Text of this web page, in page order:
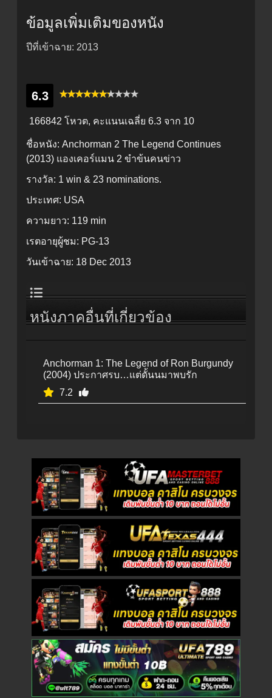
ข้อมูลเพิ่มเติมของหนัง
ปีที่เข้าฉาย: 2013
6.3
166842 โหวต, คะแนนเฉลี่ย 6.3 จาก 10
ชื่อหนัง: Anchorman 2 The Legend Continues
(2013) แองเคอร์แมน 2 ขำข้นคนข่าว
รางวัล: 1 win & 23 nominations.
ประเทศ: USA
ความยาว: 119 min
เรตอายุผู้ชม: PG-13
วันเข้าฉาย: 18 Dec 2013
หนังภาคอื่นที่เกี่ยวข้อง
Anchorman 1: The Legend of Ron Burgundy
(2004) ประกาศรบ…แต่ดั้นนมาพบรัก
7.2